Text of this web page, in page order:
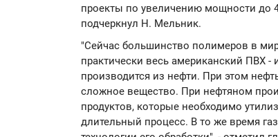
проекты по увеличению мощности до
подчеркнул Н. Мельник.
"Сейчас большинство полимеров в
практически весь американский ПВХ -
производится из нефти. При этом
сложное вещество. При нефтяном
продуктов, которые необходимо
длительный процесс. В то же время